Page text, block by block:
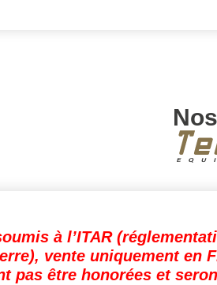
à l’ITAR
vente uniquement en
pas être honorées et